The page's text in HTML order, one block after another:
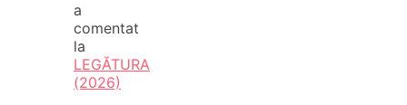
a
comentat
la
LEGĂTURA
(2026)